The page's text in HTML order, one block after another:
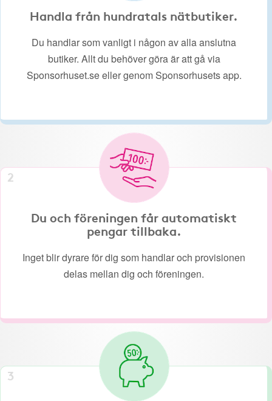
Handla från hundratals nätbutiker.
Du handlar som vanligt i någon av alla anslutna
butiker. Allt du behöver göra är att gå via
Sponsorhuset.se eller genom Sponsorhusets app.
2
Du och föreningen får automatiskt
pengar tillbaka.
Inget blir dyrare för dig som handlar och provisionen
delas mellan dig och föreningen.
3